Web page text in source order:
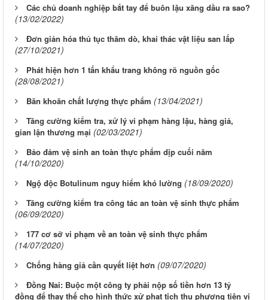
Các chủ doanh nghiệp bắt tay để buôn lậu xăng dầu ra sao?
(13/02/2022)
Đơn giản hóa thủ tục thăm dò, khai thác vật liệu san lấp
(27/10/2021)
Phát hiện hơn 1 tấn khẩu trang không rõ nguồn gốc
(28/08/2021)
Băn khoăn chất lượng thực phẩm (13/04/2021)
Tăng cường kiểm tra, xử lý vi phạm hàng lậu, hàng giả,
gian lận thương mại (02/03/2021)
Bảo đảm vệ sinh an toàn thực phẩm dịp cuối năm
(14/10/2020)
Ngộ độc Botulinum nguy hiểm khó lường (18/09/2020)
Tăng cường kiểm tra công tác an toàn vệ sinh thực phẩm
(06/09/2020)
177 cơ sở vi phạm về an toàn vệ sinh thực phẩm
(14/07/2020)
Chống hàng giả cần quyết liệt hơn (09/07/2020)
Đồng Nai: Buộc một công ty phải nộp số tiền hơn 13 tỷ
đồng để thay thế cho hình thức xử phạt tịch thu phương tiện vi